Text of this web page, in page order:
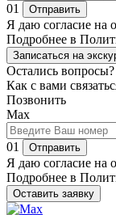
01
Отправить
Я даю согласие на
Подробнее в
Записаться на
Остались вопросы?
Как с вами
Позвонить
Max
01
Отправить
Я даю согласие на
Подробнее в
Оставить заявку